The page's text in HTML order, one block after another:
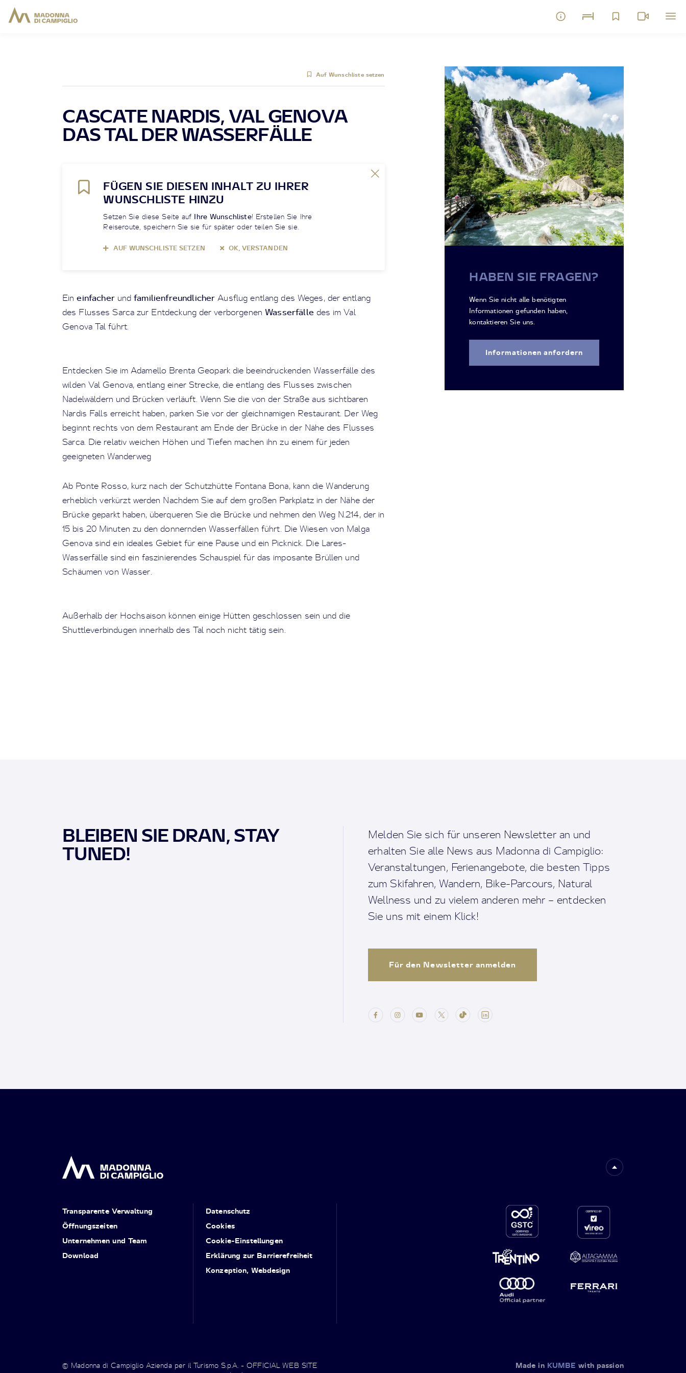
Auf Wunschliste setzen
CASCATE NARDIS, VAL GENOVA
DAS TAL DER WASSERFÄLLE
FÜGEN SIE DIESEN INHALT ZU IHRER
WUNSCHLISTE HINZU
Setzen Sie diese Seite auf Ihre Wunschliste! Erstellen Sie Ihre
Reiseroute, speichern Sie sie für später oder teilen Sie sie.
AUF WUNSCHLISTE SETZEN OK, VERSTANDEN
Ein einfacherundfamilienfreundlicher Ausflug entlang des Weges, der entlang
des Flusses Sarca zur Entdeckung der verborgenen Wasserfälle des im Val
Genova Tal führt.
Entdecken Sie im Adamello Brenta Geopark die beeindruckenden Wasserfälle des
wilden Val Genova, entlang einer Strecke, die entlang des Flusses zwischen
Nadelwäldern und Brücken verläuft. Wenn Sie die von der Straße aus sichtbaren
Nardis Falls erreicht haben, parken Sie vor der gleichnamigen Restaurant. Der Weg
beginnt rechts von dem Restaurant am Ende der Brücke in der Nähe des Flusses
Sarca. Die relativ weichen Höhen und Tiefen machen ihn zu einem für jeden
geeigneten Wanderweg
Ab Ponte Rosso, kurz nach der Schutzhütte Fontana Bona, kann die Wanderung
erheblich verkürzt werden Nachdem Sie auf dem großen Parkplatz in der Nähe der
Brücke geparkt haben, überqueren Sie die Brücke und nehmen den Weg N.214, der in
15 bis 20 Minuten zu den donnernden Wasserfällen führt. Die Wiesen von Malga
Genova sind ein ideales Gebiet für eine Pause und ein Picknick. Die Lares-
Wasserfälle sind ein faszinierendes Schauspiel für das imposante Brüllen und
Schäumen von Wasser.
Außerhalb der Hochsaison können einige Hütten geschlossen sein und die
Shuttleverbindugen innerhalb des Tal noch nicht tätig sein.
HABEN SIE FRAGEN?
Wenn Sie nicht alle benötigten
Informationen gefunden haben,
kontaktieren Sie uns.
Informationen anfordern
BLEIBEN SIE DRAN, STAY
TUNED!
Melden Sie sich für unseren Newsletter an und
erhalten Sie alle News aus Madonna di Campiglio:
Veranstaltungen, Ferienangebote, die besten Tipps
zum Skifahren, Wandern, Bike-Parcours, Natural
Wellness und zu vielem anderen mehr – entdecken
Sie uns mit einem Klick!
Für den Newsletter anmelden
Transparente Verwaltung
Öffnungszeiten
Unternehmen und Team
Download
Datenschutz
Cookies
Cookie-Einstellungen
Erklärung zur Barrierefreiheit
Konzeption, Webdesign
© Madonna di Campiglio Azienda per il Turismo S.p.A. - OFFICIAL WEB SITE
Made in KUMBE with passion